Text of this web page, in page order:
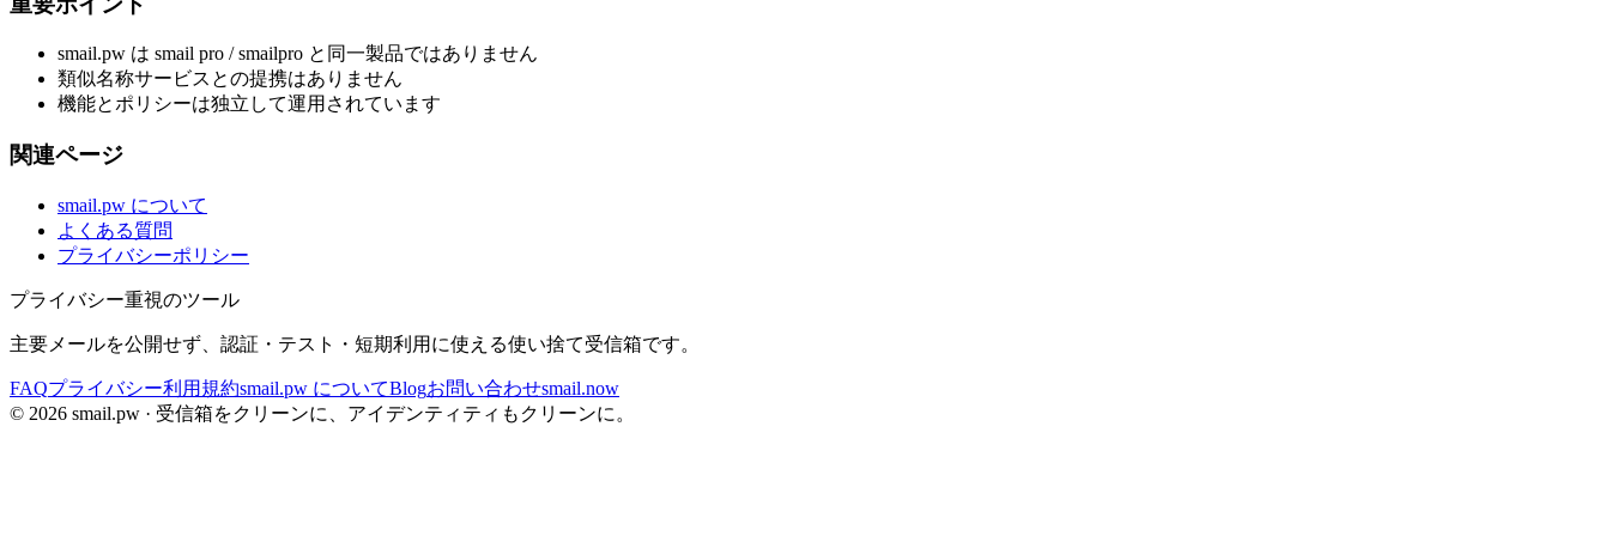
smail.pw は smail pro / smailpro と同一製品ではありません
類似名称サービスとの提携はありません
機能とポリシーは独立して運用されています
関連ページ
smail.pw について
よくある質問
プライバシーポリシー
プライバシー重視のツール
主要メールを公開せず、認証・テスト・短期利用に使える使い捨て受信箱です。
FAQプライバシー利用規約smail.pw についてBlogお問い合わせsmail.now
© 2026 smail.pw · 受信箱をクリーンに、アイデンティティもクリーンに。